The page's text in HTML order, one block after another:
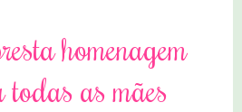
homenagem
todas as mães